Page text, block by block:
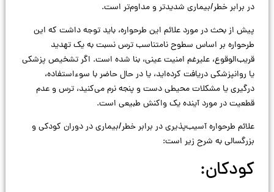
در برابر خطر/بیماری شدیدتر و مداوم‌تر است.
پیش از بحث در مورد علائم این طرحواره، باید توجه داشت که این
طرحواره بر اساس سطوح نامتناسب ترس نسبت به یک تهدید
قریب‌الوقوع، علیرغم امنیت عینی، بنا شده است. اگر تشخیص پزشکی
یا روانپزشکی دریافت کرده‌اید، یا در حال حاضر با سوءاستفاده،
درگیری یا مشکلات محیطی دست و پنجه نرم می‌کنید، ترس و عدم
قطعیت در مورد آینده یک واکنش طبیعی است.
علائم طرحواره آسیب‌پذیری در برابر خطر/بیماری در دوران کودکی و
بزرگسالی به شرح زیر است:
کودکان: